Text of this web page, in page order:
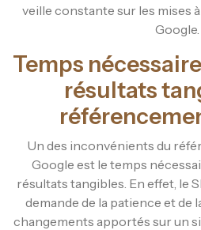
veille constante sur les mises
Google.
Temps
résultats
Un des inconvénients du
Google est le temps
résultats tangibles. En effet, le
demande de la patience et de
changements apportés sur un